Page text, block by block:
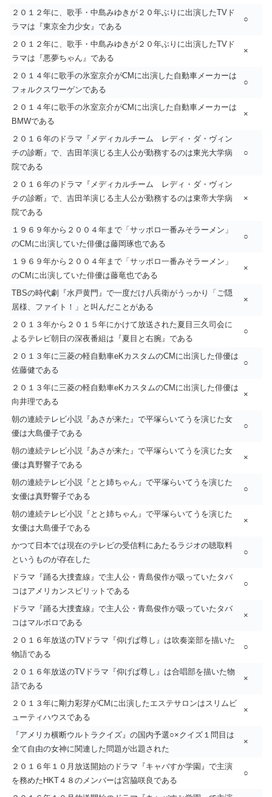
２０１２年に、歌手・中島みゆきが２０年ぶりに出演したTVド
ラマは『東京全力少女』である
○
２０１２年に、歌手・中島みゆきが２０年ぶりに出演したTVド
ラマは『悪夢ちゃん』である
×
２０１４年に歌手の氷室京介がCMに出演した自動車メーカーは
フォルクスワーゲンである
○
２０１４年に歌手の氷室京介がCMに出演した自動車メーカーは
BMWである
×
２０１６年のドラマ『メディカルチーム レディ・ダ・ヴィン
チの診断』で、吉田羊演じる主人公が勤務するのは東光大学病
院である
○
２０１６年のドラマ『メディカルチーム レディ・ダ・ヴィン
チの診断』で、吉田羊演じる主人公が勤務するのは東帝大学病
院である
×
１９６９年から２００４年まで「サッポロ一番みそラーメン」
のCMに出演していた俳優は藤岡琢也である
○
１９６９年から２００４年まで「サッポロ一番みそラーメン」
のCMに出演していた俳優は藤竜也である
×
TBSの時代劇『水戸黄門』で一度だけ八兵衛がうっかり「ご隠
居様、ファイト！」と叫んだことがある
×
２０１３年から２０１５年にかけて放送された夏目三久司会に
よるテレビ朝日の深夜番組は『夏目と右腕』である
○
２０１３年に三菱の軽自動車eKカスタムのCMに出演した俳優は
佐藤健である
○
２０１３年に三菱の軽自動車eKカスタムのCMに出演した俳優は
向井理である
×
朝の連続テレビ小説『あさが来た』で平塚らいてうを演じた女
優は大島優子である
○
朝の連続テレビ小説『あさが来た』で平塚らいてうを演じた女
優は真野響子である
×
朝の連続テレビ小説『とと姉ちゃん』で平塚らいてうを演じた
女優は真野響子である
○
朝の連続テレビ小説『とと姉ちゃん』で平塚らいてうを演じた
女優は大島優子である
×
かつて日本では現在のテレビの受信料にあたるラジオの聴取料
というものが存在した
○
ドラマ『踊る大捜査線』で主人公・青島俊作が吸っていたタバ
コはアメリカンスピリットである
○
ドラマ『踊る大捜査線』で主人公・青島俊作が吸っていたタバ
コはマルボロである
×
２０１６年放送のTVドラマ『仰げば尊し』は吹奏楽部を描いた
物語である
○
２０１６年放送のTVドラマ『仰げば尊し』は合唱部を描いた物
語である
×
２０１３年に剛力彩芽がCMに出演したエステサロンはスリムビ
ューティハウスである
×
『アメリカ横断ウルトラクイズ』の国内予選○×クイズ１問目は
全て自由の女神に関連した問題が出題された
×
２０１６年１０月放送開始のドラマ『キャバすか学園』で主演
を務めたHKT４８のメンバーは宮脇咲良である
○